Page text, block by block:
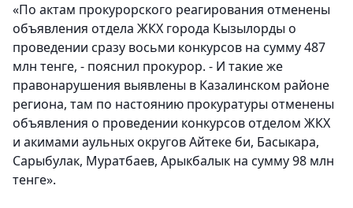
«По актам прокурорского реагирования отменены
объявления отдела ЖКХ города Кызылорды о
проведении сразу восьми конкурсов на сумму 487
млн тенге, - пояснил прокурор. - И такие же
правонарушения выявлены в Казалинском районе
региона, там по настоянию прокуратуры отменены
объявления о проведении конкурсов отделом ЖКХ
и акимами аульных округов Айтеке би, Басыкара,
Сарыбулак, Муратбаев, Арыкбалык на сумму 98 млн
тенге».